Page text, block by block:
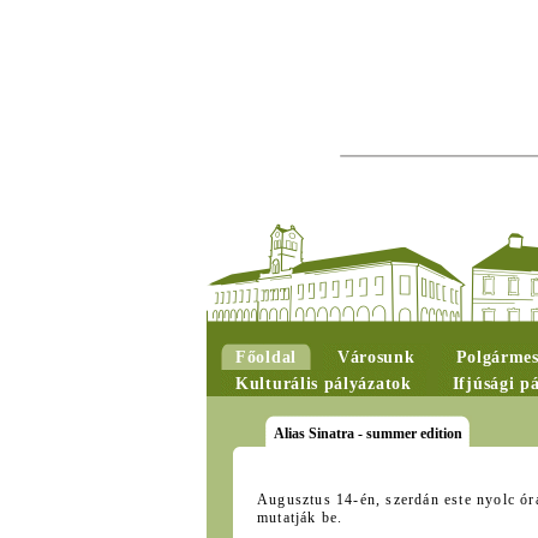
Főoldal Városunk
Kulturális pályázatok
Ifjúsági
Alias Sinatra - summer edition
Augusztus 14-én, szerdán este nyolc
mutatják be.